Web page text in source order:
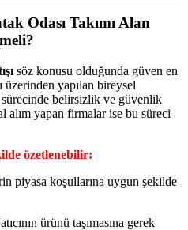
Odası Takımı Alan
söz konusu olduğunda güven en
yapılan bireysel
sürecinde belirsizlik ve güvenlik
alım yapan firmalar ise bu süreci
özetlenebilir:
piyasa koşullarına uygun şekilde
ürünü taşımasına gerek